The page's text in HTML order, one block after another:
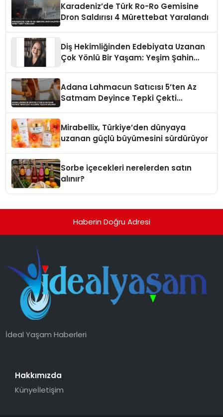
Karadeniz’de Türk Ro-Ro Gemisine
Dron Saldırısı 4 Mürettebat Yaralandı
Diş Hekimliğinden Edebiyata Uzanan
Çok Yönlü Bir Yaşam: Yeşim Şahin
Adana Lahmacun Satıcısı 5’ten Az
Satmam Deyince Tepki Çekti
Mirabellix, Türkiye’den dünyaya
uzanan güçlü büyümesini sürdürüyor
Sorbe içecekleri nerelerden satın
alınır?
Haberin Doğru Adresi
İdeal Yaşam Haberleri
Hakkımızda
Künyeİletişim